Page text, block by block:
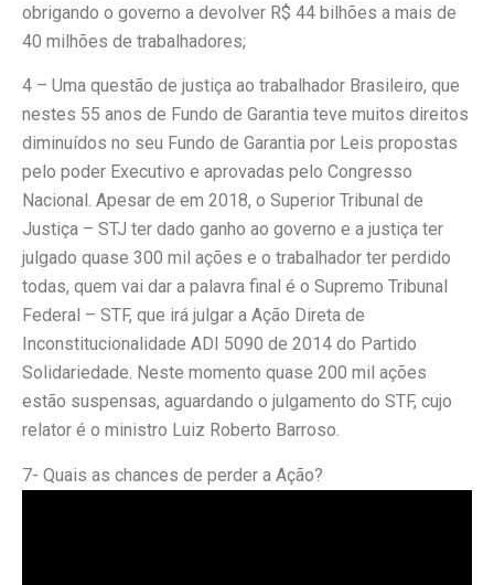
obrigando o governo a devolver R$ 44 bilhões a mais de
40 milhões de trabalhadores;
4 – Uma questão de justiça ao trabalhador Brasileiro, que
nestes 55 anos de Fundo de Garantia teve muitos direitos
diminuídos no seu Fundo de Garantia por Leis propostas
pelo poder Executivo e aprovadas pelo Congresso
Nacional. Apesar de em 2018, o Superior Tribunal de
Justiça – STJ ter dado ganho ao governo e a justiça ter
julgado quase 300 mil ações e o trabalhador ter perdido
todas, quem vai dar a palavra final é o Supremo Tribunal
Federal – STF, que irá julgar a Ação Direta de
Inconstitucionalidade ADI 5090 de 2014 do Partido
Solidariedade. Neste momento quase 200 mil ações
estão suspensas, aguardando o julgamento do STF, cujo
relator é o ministro Luiz Roberto Barroso.
7- Quais as chances de perder a Ação?